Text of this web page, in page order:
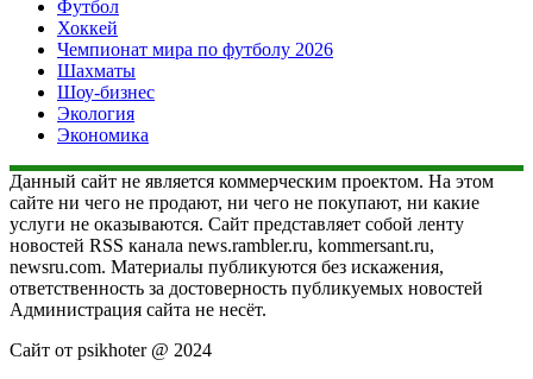
Футбол
Хоккей
Чемпионат мира по футболу 2026
Шахматы
Шоу-бизнес
Экология
Экономика
Данный сайт не является коммерческим проектом. На этом
сайте ни чего не продают, ни чего не покупают, ни какие
услуги не оказываются. Сайт представляет собой ленту
новостей RSS канала news.rambler.ru, kommersant.ru,
newsru.com. Материалы публикуются без искажения,
ответственность за достоверность публикуемых новостей
Администрация сайта не несёт.
Сайт от psikhoter @ 2024